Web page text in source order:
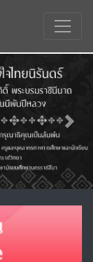
Next